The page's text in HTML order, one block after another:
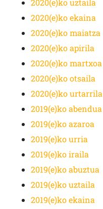
2020(e)ko uztaila
2020(e)ko ekaina
2020(e)ko maiatza
2020(e)ko apirila
2020(e)ko martxoa
2020(e)ko otsaila
2020(e)ko urtarrila
2019(e)ko abendua
2019(e)ko azaroa
2019(e)ko urria
2019(e)ko iraila
2019(e)ko abuztua
2019(e)ko uztaila
2019(e)ko ekaina